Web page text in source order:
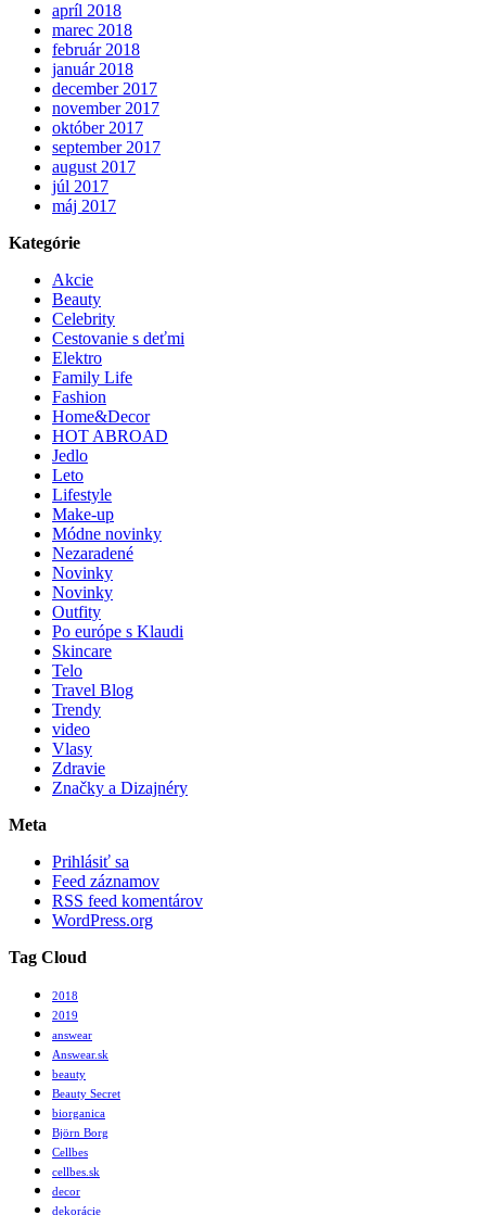
apríl 2018
marec 2018
február 2018
január 2018
december 2017
november 2017
október 2017
september 2017
august 2017
júl 2017
máj 2017
Kategórie
Akcie
Beauty
Celebrity
Cestovanie s deťmi
Elektro
Family Life
Fashion
Home&Decor
HOT ABROAD
Jedlo
Leto
Lifestyle
Make-up
Módne novinky
Nezaradené
Novinky
Novinky
Outfity
Po európe s Klaudi
Skincare
Telo
Travel Blog
Trendy
video
Vlasy
Zdravie
Značky a Dizajnéry
Meta
Prihlásiť sa
Feed záznamov
RSS feed komentárov
WordPress.org
Tag Cloud
2018
2019
answear
Answear.sk
beauty
Beauty Secret
biorganica
Björn Borg
Cellbes
cellbes.sk
decor
dekorácie